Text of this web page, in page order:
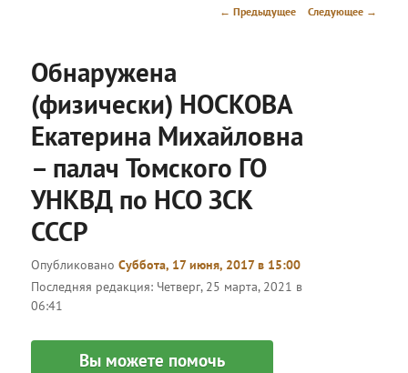
Навигация
← Предыдущее Следующее →
Обнаружена
(физически) НОСКОВА
Екатерина Михайловна
– палач Томского ГО
УНКВД по НСО ЗСК
СССР
ОпубликованоСуббота, 17 июня, 2017 в 15:00
Последняя редакция: Четверг, 25 марта, 2021 в
06:41
Вы можете помочь